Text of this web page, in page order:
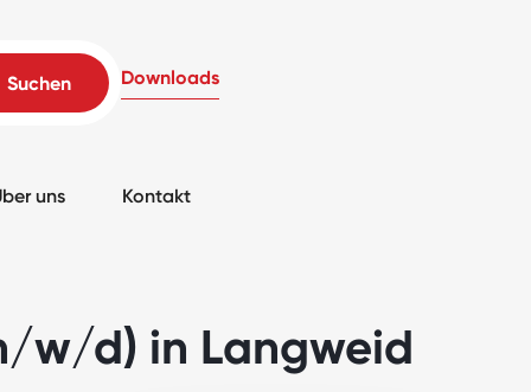
Downloads
uns Kontakt
w/d) in Langweid